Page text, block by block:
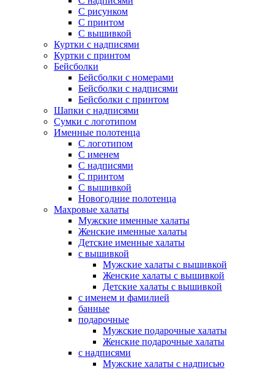
С рисунком
С принтом
С вышивкой
Куртки с надписями
Куртки с принтом
Бейсболки
Бейсболки с номерами
Бейсболки с надписями
Бейсболки с принтом
Шапки с надписями
Сумки с логотипом
Именные полотенца
С логотипом
С именем
С надписями
С принтом
С вышивкой
Новогодние полотенца
Махровые халаты
Мужские именные халаты
Женские именные халаты
Детские именные халаты
с вышивкой
Мужские халаты с вышивкой
Женские халаты с вышивкой
Детские халаты с вышивкой
с именем и фамилией
банные
подарочные
Мужские подарочные халаты
Женские подарочные халаты
с надписями
Мужские халаты с надписью